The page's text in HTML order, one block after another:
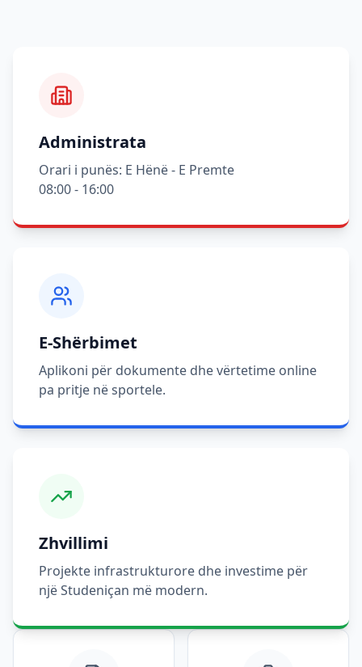
Administrata
Orari i punës: E Hënë - E Premte
08:00 - 16:00
E-Shërbimet
Aplikoni për dokumente dhe vërtetime online
pa pritje në sportele.
Zhvillimi
Projekte infrastrukturore dhe investime për
një Studeniçan më modern.